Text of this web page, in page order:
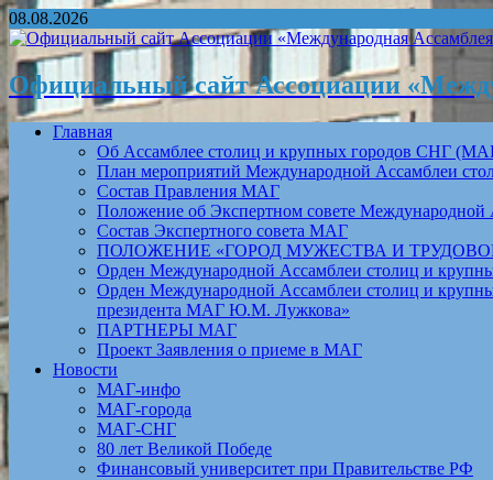
08.08.2026
Официальный сайт Ассоциации
Главная
Об Ассамблее столиц и крупных городов СНГ
План мероприятий Международной Ассамблеи
Состав Правления МАГ
Положение об Экспертном совете
Состав Экспертного совета МАГ
ПОЛОЖЕНИЕ «ГОРОД МУЖЕСТВА И
Орден Международной Ассамблеи столиц и
Орден Международной Ассамблеи столиц и
президента МАГ Ю.М. Лужкова»
ПАРТНЕРЫ МАГ
Проект Заявления о приеме в МАГ
Новости
МАГ-инфо
МАГ-города
МАГ-СНГ
80 лет Великой Победе
Финансовый университет при Правительстве РФ